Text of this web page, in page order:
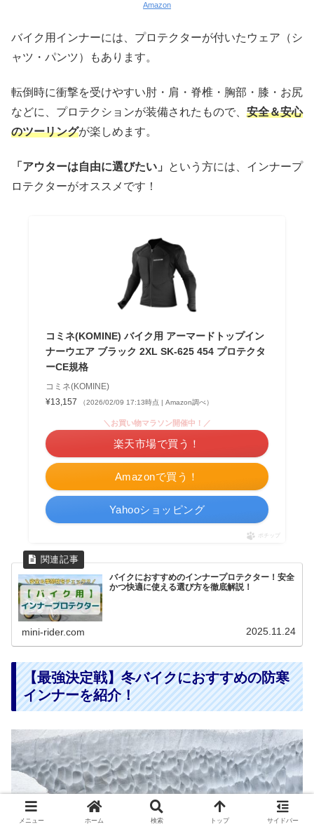
Amazon
バイク用インナーには、プロテクターが付いたウェア（シ
ャツ・パンツ）もあります。
転倒時に衝撃を受けやすい肘・肩・脊椎・胸部・膝・お尻
などに、プロテクションが装備されたもので、 安全＆安心
のツーリングが楽しめます。
「アウターは自由に選びたい」
という方には、インナープ
ロテクターがオススメです！
コミネ(KOMINE) バイク用 アーマードトップイン
ナーウエア ブラック 2XL SK-625 454 プロテクタ
ーCE規格
コミネ(KOMINE)
¥13,157
（2026/02/09 17:13時点 | Amazon調べ）
Amazonで買う！
＼お買い物マラソン開催中！／
楽天市場で買う！
Yahooショッピング
ポチップ
バイクにおすすめのインナープロテクター！安全
かつ快適に使える選び方を徹底解説！
mini-rider.com 2025.11.24
【最強決定戦】冬バイクにおすすめの防寒
インナーを紹介！
メニュー ホーム 検索 トップ サイドバー